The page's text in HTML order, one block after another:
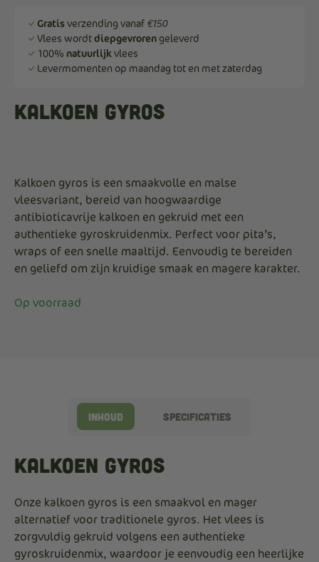
Gratisverzending vanaf €150
Vlees wordtdiepgevroren geleverd
100% natuurlijkvlees
Levermomenten op maandag tot en met zaterdag
Kalkoen Gyros
Kalkoen gyros is een smaakvolle en malse
vleesvariant, bereid van hoogwaardige
antibioticavrije kalkoen en gekruid met een
authentieke gyroskruidenmix. Perfect voor pita’s,
wraps of een snelle maaltijd. Eenvoudig te bereiden
en geliefd om zijn kruidige smaak en magere karakter.
Op voorraad
Inhoud Specificaties
Kalkoen Gyros
Onze kalkoen gyros is een smaakvol en mager
alternatief voor traditionele gyros. Het vlees is
zorgvuldig gekruid volgens een authentieke
gyroskruidenmix, waardoor je eenvoudig een heerlijke